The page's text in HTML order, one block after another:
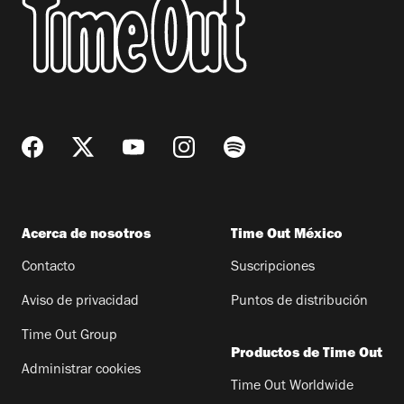
Acerca de nosotros
Contacto
Aviso de privacidad
Time Out Group
Administrar cookies
Time Out México
Suscripciones
Puntos de distribución
Productos de Time Out
Time Out Worldwide